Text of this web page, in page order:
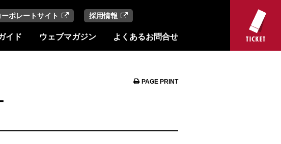
ーポレートサイト 採用情報
イド ウェブマガジン よくあるお問合せ
PAGE PRINT